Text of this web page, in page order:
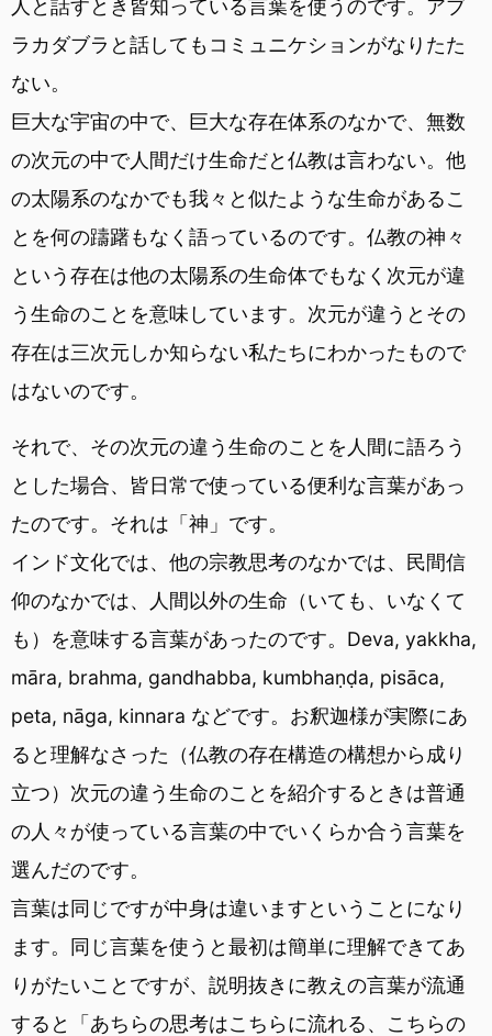
人と話すとき皆知っている言葉を使うのです。アブ
ラカダブラと話してもコミュニケションがなりたた
ない。
巨大な宇宙の中で、巨大な存在体系のなかで、無数
の次元の中で人間だけ生命だと仏教は言わない。他
の太陽系のなかでも我々と似たような生命があるこ
とを何の躊躇もなく語っているのです。仏教の神々
という存在は他の太陽系の生命体でもなく次元が違
う生命のことを意味しています。次元が違うとその
存在は三次元しか知らない私たちにわかったもので
はないのです。
それで、その次元の違う生命のことを人間に語ろう
とした場合、皆日常で使っている便利な言葉があっ
たのです。それは「神」です。
インド文化では、他の宗教思考のなかでは、民間信
仰のなかでは、人間以外の生命（いても、いなくて
も）を意味する言葉があったのです。Deva, yakkha,
māra, brahma, gandhabba, kumbhaṇḍa, pisāca,
peta, nāga, kinnara などです。お釈迦様が実際にあ
ると理解なさった（仏教の存在構造の構想から成り
立つ）次元の違う生命のことを紹介するときは普通
の人々が使っている言葉の中でいくらか合う言葉を
選んだのです。
言葉は同じですが中身は違いますということになり
ます。同じ言葉を使うと最初は簡単に理解できてあ
りがたいことですが、説明抜きに教えの言葉が流通
すると「あちらの思考はこちらに流れる、こちらの